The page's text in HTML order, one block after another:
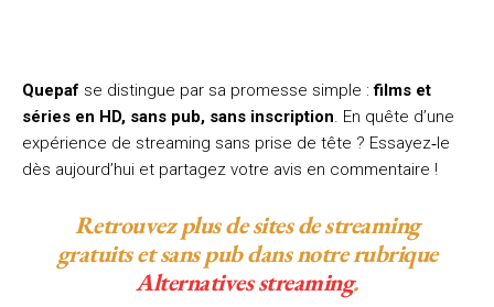
Quepaf se distingue par sa promesse simple :films et
séries en HD, sans pub, sans inscription . En quête d’une
expérience de streaming sans prise de tête ? Essayez‑le
dès aujourd’hui et partagez votre avis en commentaire !
Retrouvez plus de sites de streaming
gratuits et sans pub dans notre rubrique
Alternatives streaming.